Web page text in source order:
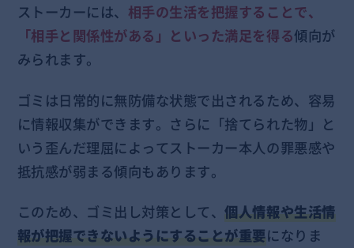
ストーカーには、 相手の生活を把握することで、
「相手と関係性がある」といった満足を得る傾向が
みられます。
ゴミは日常的に無防備な状態で出されるため、容易
に情報収集ができます。さらに「捨てられた物」と
いう歪んだ理屈によってストーカー本人の罪悪感や
抵抗感が弱まる傾向もあります。
このため、ゴミ出し対策として、個人情報や生活情
報が把握できないようにすることが重要になりま